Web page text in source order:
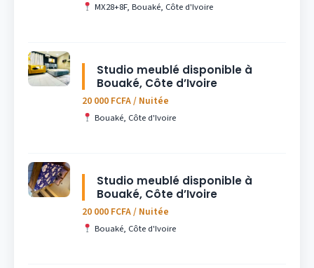
MX28+8F, Bouaké, Côte d'Ivoire
Studio meublé disponible à
Bouaké, Côte d’Ivoire
20 000 FCFA / Nuitée
Bouaké, Côte d'Ivoire
Studio meublé disponible à
Bouaké, Côte d’Ivoire
20 000 FCFA / Nuitée
Bouaké, Côte d'Ivoire